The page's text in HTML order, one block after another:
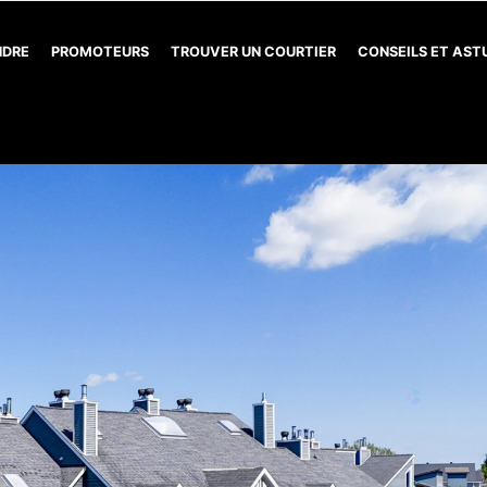
PROMOTEURS TROUVER UN COURTIER CONSEILS ET